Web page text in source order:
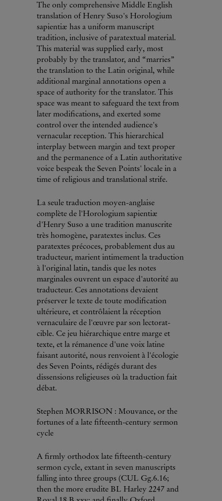
The only comprehensive Middle English
translation of Henry Suso's Horologium
sapientiæ has a uniform manuscript
tradition, inclusive of paratextual material.
This material was supplied early, most
probably by the translator, and “marries”
the translation to the Latin original, while
additional marginal annotations open a
space of authority for the translator. This
space was meant to safeguard the text from
later modifications, and exerted some
control over the intended audience's
vernacular reception. This hierarchical
interplay between margin and text proper
and the permanence of a Latin authoritative
voice bespeak the Seven Points' locale in a
time of religious and translational strife.
La seule traduction moyen-anglaise
complète de l'Horologium sapientiæ
d'Henry Suso a une tradition manuscrite
très homogène, paratextes inclus. Ces
paratextes précoces, probablement dus au
traducteur, marient intimement la traduction
à ­l'original latin, tandis que les notes
marginales ouvrent un espace d'autorité au
traducteur. Ces annotations devaient
préserver le texte de toute modification
ultérieure, et contrôlaient la réception
vernaculaire de l'œuvre par son lectorat-
cible. Ce jeu ­hiérarchique entre marge et
texte, et la rémanence d'une voix latine
faisant autorité, nous renvoient à l'écologie
des Seven Points, rédigés durant des
dissensions religieuses où la traduction fait
débat.
Stephen MORRISON : Mouvance, or the
fortunes of a late fifteenth-century sermon
cycle
A firmly orthodox late fifteenth-century
sermon cycle, extant in seven manuscripts
falling into three groups (CUL Gg.6.16;
then the more erudite BL Harley 2247 and